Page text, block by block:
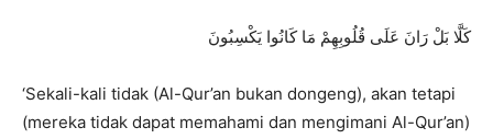
كَلَّا بَلْ رَانَ عَلَى قُلُوبِهِمْ مَا كَانُوا يَكْسِبُونَ
‘Sekali-kali tidak (Al-Qur’an bukan dongeng), akan tetapi
(mereka tidak dapat memahami dan mengimani Al-Qur’an)